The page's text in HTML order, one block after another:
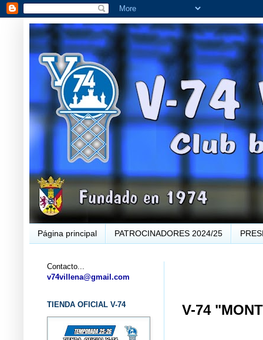
Página principal PATROCINADORES 2024/25
V-74
Contacto...
v74villena@gmail.com
TIENDA OFICIAL V-74